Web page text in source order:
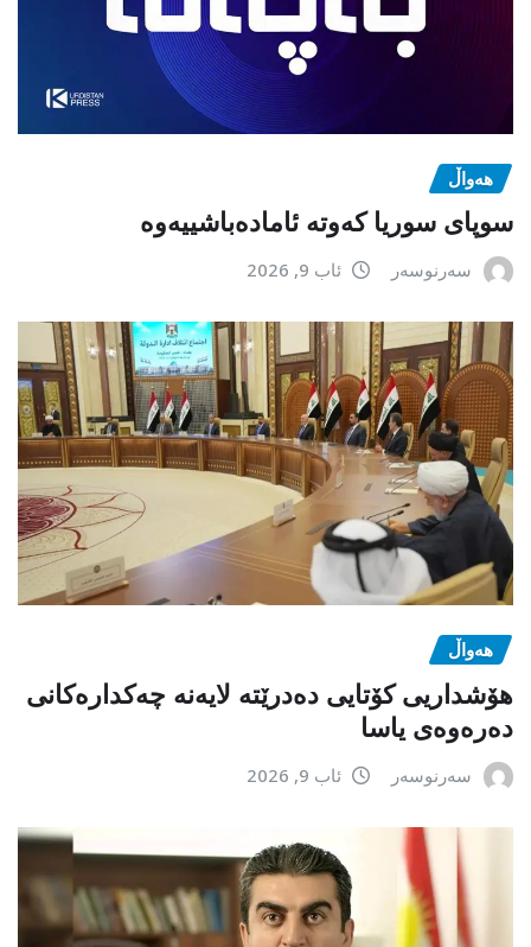
هەواڵ
سوپای سوریا کەوتە ئامادەباشییەوە
سەرنوسەر ئاب 9, 2026
هەواڵ
هۆشداریی کۆتایی دەدرێتە لایەنە چەکدارەکانی
دەرەوەی یاسا
سەرنوسەر ئاب 9, 2026